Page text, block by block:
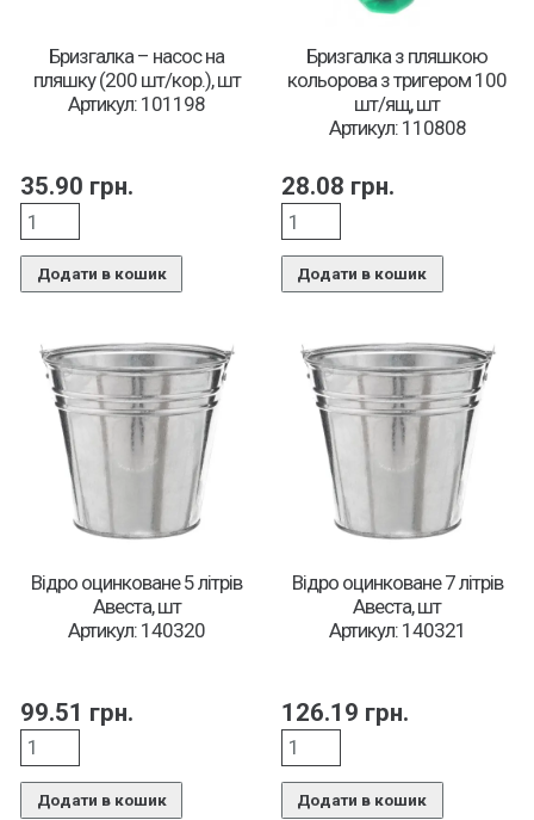
Бризгалка – насос на
пляшку (200 шт/кор.), шт
Артикул: 101198
35.90 грн.
Додати в кошик
Бризгалка з пляшкою
кольорова з тригером 100
шт/ящ, шт
Артикул: 110808
28.08 грн.
Додати в кошик
Відро оцинковане 5 літрів
Авеста, шт
Артикул: 140320
99.51 грн.
Додати в кошик
Відро оцинковане 7 літрів
Авеста, шт
Артикул: 140321
126.19 грн.
Додати в кошик